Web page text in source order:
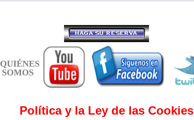
QUIÉNES
SOMOS
Política y la Ley de las Cookies